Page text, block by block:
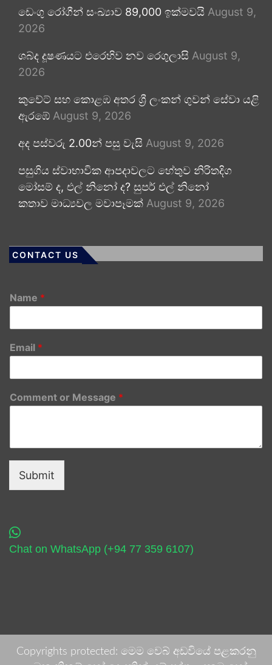
ඩෙංගු රෝගීන් සංඛ්‍යාව 89,000 ඉක්මවයි August 9,
2026
ශබ්ද දූෂණයට එරෙහිව නව රෙගුලාසි August 9,
2026
කුවේට් සහ කොළඹ අතර ශ්‍රී ලංකන් ගුවන් සේවා යළි
ඇරඹේ August 9, 2026
අද පස්වරු 2.00න් පසු වැසි August 9, 2026
පසුගිය ස්වාභාවික ආපදාවලට හේතුව නිරිතදිග
මෝසම් ද, එල් නිනෝ ද? සුපර් එල් නිනෝ
කතාව මාධ්‍යවල මවාපෑමක් August 9, 2026
CONTACT US
Name *
Email *
Comment or Message *
Submit
Chat on WhatsApp (+94 77 359 6107)
Copyrights protected: මෙම වෙබ් අඩවියේ පළකරනු